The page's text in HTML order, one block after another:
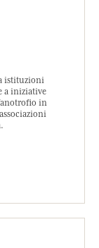
istituzioni
a iniziative
in